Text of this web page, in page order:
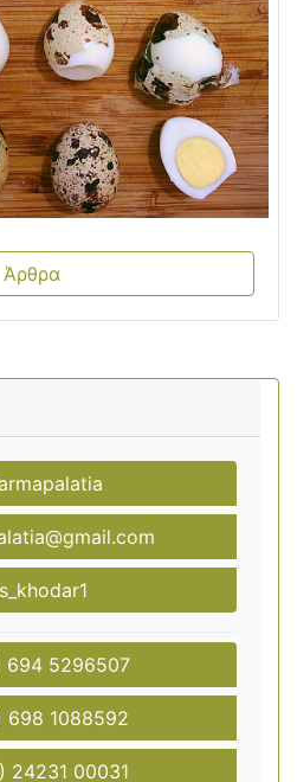
Άρθρα
s_khodar1
694 5296507
698 1088592
24231 00031